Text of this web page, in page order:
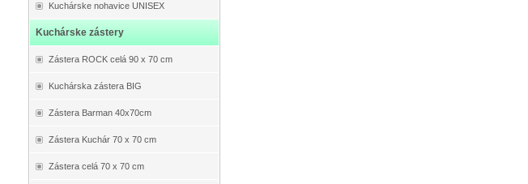
Kuchárske nohavice UNISEX
Kuchárske zástery
Zástera ROCK celá 90 x 70 cm
Kuchárska zástera BIG
Zástera Barman 40x70cm
Zástera Kuchár 70 x 70 cm
Zástera celá 70 x 70 cm